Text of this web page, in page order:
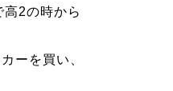
高2の時から
ーを買い、